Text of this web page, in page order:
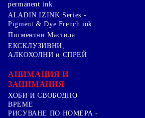
permanent ink
ALADIN IZINK Series -
Pigment & Dye French ink
Пигментни Мастила
ЕКСКЛУЗИВНИ,
АЛКОХОЛНИ и СПРЕЙ
АНИМАЦИЯ И
ЗАНИМАНИЯ
ХОБИ И СВОБОДНО
ВРЕМЕ
РИСУВАНЕ ПО НОМЕРА -